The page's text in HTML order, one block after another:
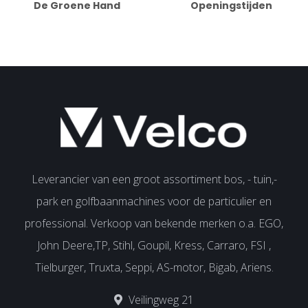
De Groene Hand Openingstijden
Leverancier van een groot assortiment bos, - tuin,-
park en golfbaanmachines voor de particulier en
professional. Verkoop van bekende merken o.a. EGO,
John Deere,TP, Stihl, Goupil, Kress, Carraro, FSI ,
Tielburger, Truxta, Seppi, AS-motor, Bigab, Ariens.
Veilingweg 21